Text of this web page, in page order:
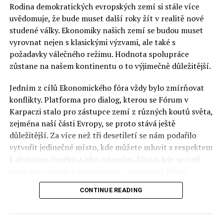
Rodina demokratických evropských zemí si stále více
uvědomuje, že bude muset další roky žít v realitě nové
studené války. Ekonomiky našich zemí se budou muset
vyrovnat nejen s klasickými výzvami, ale také s
požadavky válečného režimu. Hodnota spolupráce
zůstane na našem kontinentu o to výjimečně důležitější.
Jedním z cílů Ekonomického fóra vždy bylo zmírňovat
konflikty. Platforma pro dialog, kterou se Fórum v
Karpaczi stalo pro zástupce zemí z různých koutů světa,
zejména naší části Evropy, se proto stává ještě
důležitější. Za více než tři desetiletí se nám podařilo
vytvořit jedinečné místo, kde můžete mluvit s respektem
k druhému člověku a jeho názorům. Místo, kde se rodí
Polsko musí mít instituce, jejichž horizont činnosti je
politický tým. Pouze to vám dává šanci skutečně řešit
CONTINUE READING